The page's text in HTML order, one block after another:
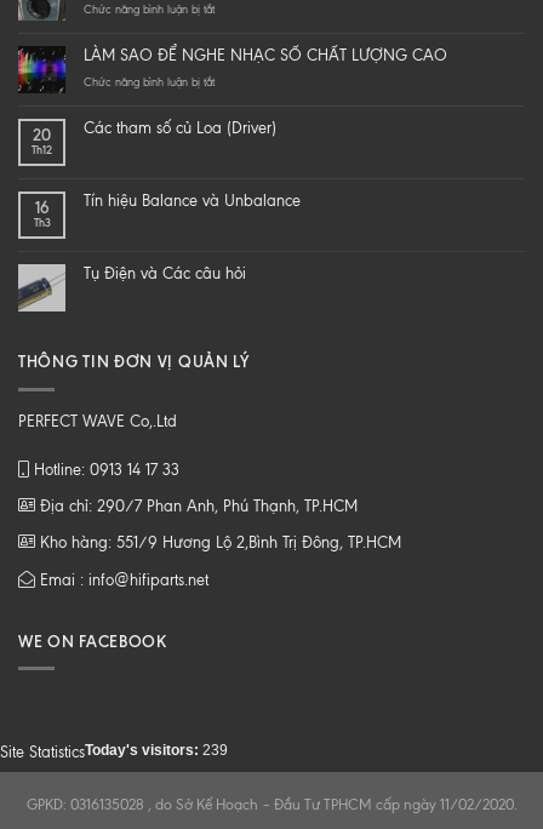
Chức năng bình luận bị tắtở
yourself
a
speaker
loa
Z
LÀM SAO ĐỂ NGHE NHẠC SỐ CHẤT LƯỢNG CAO
Chức năng bình luận bị tắtở
ĐỂ
CHẤT
20
Th12
Các tham số củ Loa (Driver)
16
Th3
Tín hiệu Balance và Unbalance
Tụ Điện và Các câu hỏi
THÔNG TIN ĐƠN VỊ QUẢN LÝ
PERFECT WAVE Co,.Ltd
Hotline: 0913 14 17 33
Địa chỉ: 290/7 Phan Anh, Phú Thạnh, TP.HCM
Kho hàng: 551/9 Hương Lộ 2,Bình Trị Đông, TP.HCM
Emai : info@hifiparts.net
WE ON FACEBOOK
Site StatisticsToday's visitors: 239
GPKD: 0316135028 , do Sở Kế Hoạch – Đầu Tư TPHCM cấp ngày 11/02/2020.